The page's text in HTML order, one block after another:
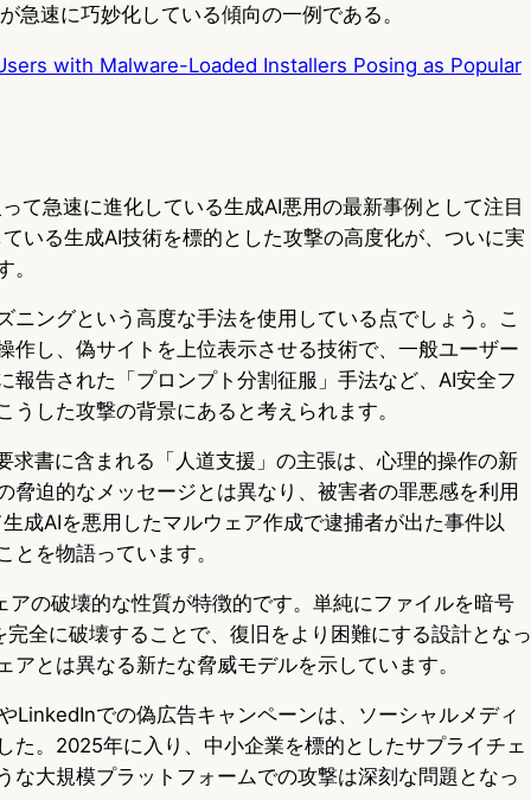
急速に巧妙化している傾向の一例である。
with Malware-Loaded Installers Posing as Popular
て急速に進化している生成AI悪用の最新事例として注目
いる生成AI技術を標的とした攻撃の高度化が、ついに実
。
ニングという高度な手法を使用している点でしょう。こ
作し、偽サイトを上位表示させる技術で、一般ユーザー
報告された「プロンプト分割征服」手法など、AI安全フ
した攻撃の背景にあると考えられます。
求書に含まれる「人道支援」の主張は、心理的操作の新
脅迫的なメッセージとは異なり、被害者の罪悪感を利用
成AIを悪用したマルウェア作成で逮捕者が出た事件以
を物語っています。
の破壊的な性質が特徴的です。単純にファイルを暗号
全に破壊することで、復旧をより困難にする設計となっ
とは異なる新たな脅威モデルを示しています。
LinkedInでの偽広告キャンペーンは、ソーシャルメディ
た。2025年に入り、中小企業を標的としたサプライチェ
な大規模プラットフォームでの攻撃は深刻な問題となっ